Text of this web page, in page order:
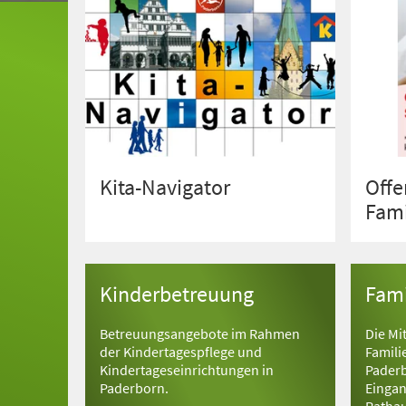
Kita-Navigator
Kinderbetreuung
Betreuungsangebote im Rahmen
der Kindertagespflege und
Kindertageseinrichtungen in
Paderborn.
Die